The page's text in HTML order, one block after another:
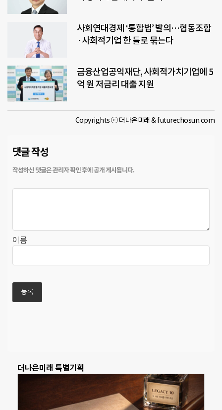
사회연대경제 ‘통합법’ 발의…협동조합
·사회적기업 한 틀로 묶는다
금융산업공익재단, 사회적가치기업에 5
억 원 저금리 대출 지원
Copyrights ⓒ 더나은미래 & futurechosun.com
댓글 작성
이름
더나은미래 특별기획